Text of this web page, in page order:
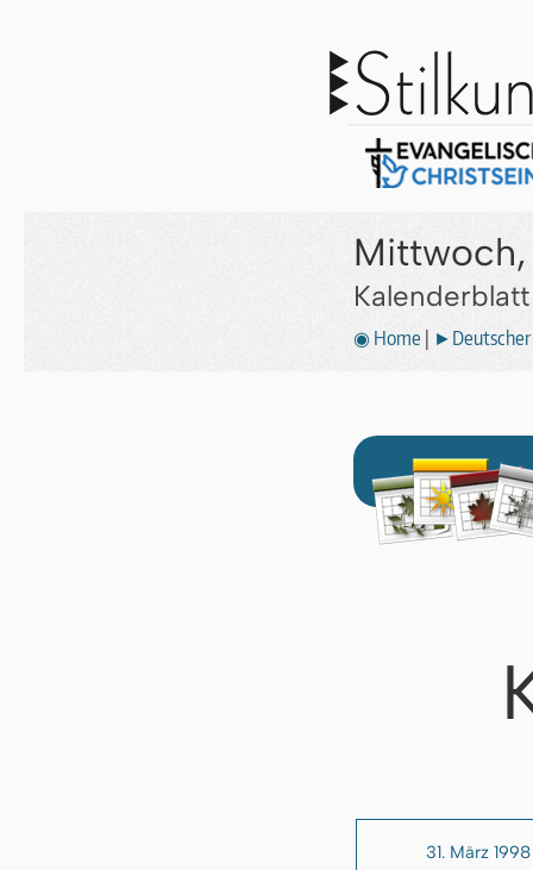
Mittwoch,
◉ Home ►Deutscher
31. März 1998